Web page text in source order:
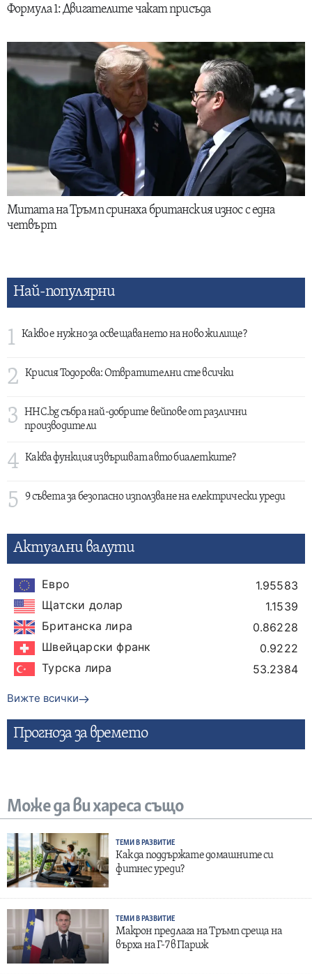
Формула 1: Двигателите чакат присъда
Митата на Тръмп сринаха британския износ с една
четвърт
Най-популярни
1 Какво е нужно за освещаването на ново жилище?
2 Крисия Тодорова: Отвратителни сте всички
3
HHC.bg събра най-добрите вейпове от различни
производители
4 Каква функция извършват авто биалетките?
5 9 съвета за безопасно използване на електрически уреди
Актуални валути
Евро
1.95583
Щатски долар
1.1539
Британска лира
0.86228
Швейцарски франк
0.9222
Турска лира
53.2384
Вижте всички
Прогнозa за времето
Може да ви хареса също
ТЕМИ В РАЗВИТИЕ
Как да поддържате домашните си
фитнес уреди?
ТЕМИ В РАЗВИТИЕ
Макрон предлага на Тръмп среща на
върха на Г-7 в Париж